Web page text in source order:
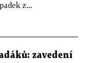
z...
zavedení